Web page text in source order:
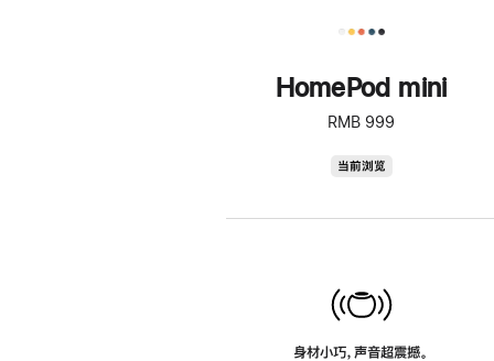
HomePod mini
RMB 999
当前浏览
身材小巧，声音超震撼。